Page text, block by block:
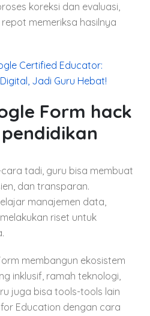
koreksi dan evaluasi,
memeriksa hasilnya
Certified Educator:
Jadi Guru Hebat!
Form hack
tadi, guru bisa membuat
dan transparan.
manajemen data,
riset untuk
membangun ekosistem
inklusif, ramah teknologi,
juga bisa tools-tools lain
Education dengan cara